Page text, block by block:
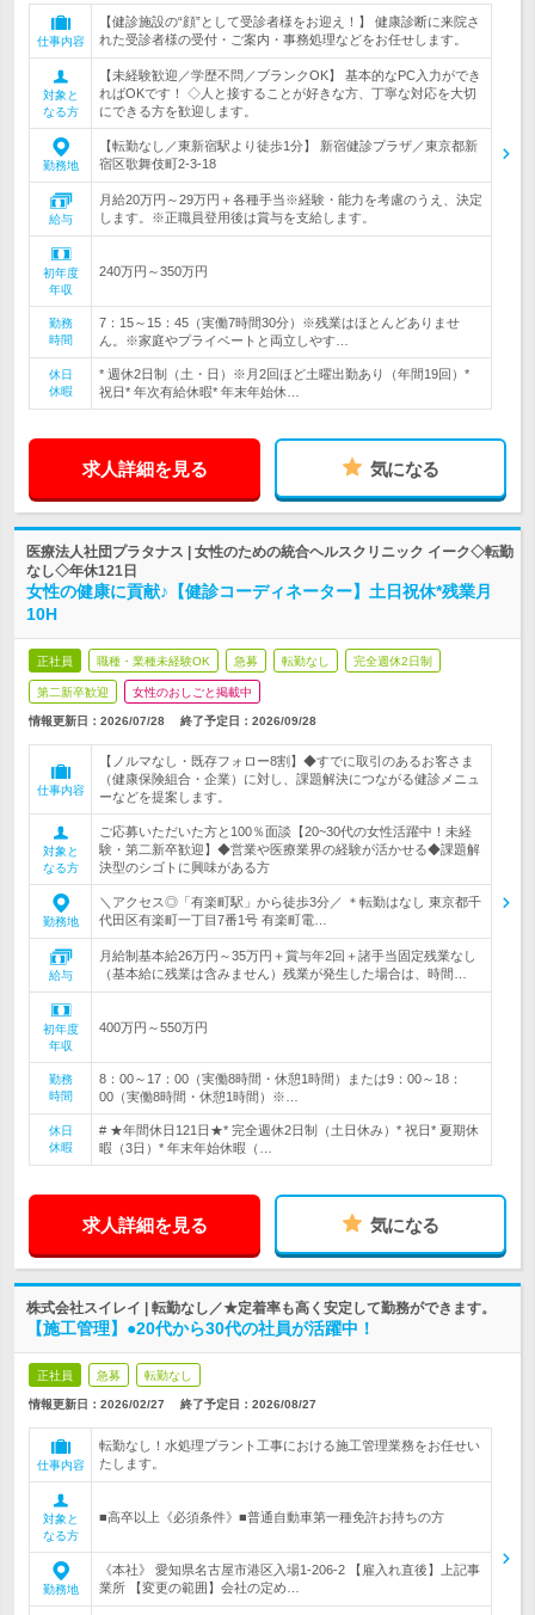
仕事内容
【健診施設の“顔”として受診者様をお迎え！】 健康診断に来院さ
れた受診者様の受付・ご案内・事務処理などをお任せします。
対象と
なる方
【未経験歓迎／学歴不問／ブランクOK】 基本的なPC入力ができ
ればOKです！ ◇人と接することが好きな方、丁寧な対応を大切
にできる方を歓迎します。
勤務地
【転勤なし／東新宿駅より徒歩1分】 新宿健診プラザ／東京都新
宿区歌舞伎町2-3-18
給与
月給20万円～29万円＋各種手当※経験・能力を考慮のうえ、決定
します。※正職員登用後は賞与を支給します。
初年度
年収
240万円～350万円
勤務
時間
7：15～15：45（実働7時間30分）※残業はほとんどありませ
ん。※家庭やプライベートと両立しやす…
休日
休暇
* 週休2日制（土・日）※月2回ほど土曜出勤あり（年間19回）*
祝日* 年次有給休暇* 年末年始休…
求人詳細を見る 気になる
医療法人社団プラタナス | 女性のための統合ヘルスクリニック イーク◇転勤
なし◇年休121日
女性の健康に貢献♪【健診コーディネーター】土日祝休*残業月
10H
正社員 職種・業種未経験OK 急募 転勤なし 完全週休2日制
第二新卒歓迎 女性のおしごと掲載中
情報更新日：2026/07/28 終了予定日： 2026/09/28
仕事内容
【ノルマなし・既存フォロー8割】◆すでに取引のあるお客さま
（健康保険組合・企業）に対し、課題解決につながる健診メニュ
ーなどを提案します。
対象と
なる方
ご応募いただいた方と100％面談【20~30代の女性活躍中！未経
験・第二新卒歓迎】◆営業や医療業界の経験が活かせる◆課題解
決型のシゴトに興味がある方
勤務地
＼アクセス◎「有楽町駅」から徒歩3分／ ＊転勤はなし 東京都千
代田区有楽町一丁目7番1号 有楽町電…
給与
月給制基本給26万円～35万円＋賞与年2回＋諸手当固定残業なし
（基本給に残業は含みません）残業が発生した場合は、時間…
初年度
年収
400万円～550万円
勤務
時間
8：00～17：00（実働8時間・休憩1時間）または9：00～18：
00（実働8時間・休憩1時間）※…
休日
休暇
# ★年間休日121日★* 完全週休2日制（土日休み）* 祝日* 夏期休
暇（3日）* 年末年始休暇（…
求人詳細を見る 気になる
株式会社スイレイ | 転勤なし／★定着率も高く安定して勤務ができます。
【施工管理】●20代から30代の社員が活躍中！
正社員 急募 転勤なし
情報更新日：2026/02/27 終了予定日： 2026/08/27
仕事内容
転勤なし！水処理プラント工事における施工管理業務をお任せい
たします。
対象と
なる方
■高卒以上《必須条件》■普通自動車第一種免許お持ちの方
勤務地
《本社》 愛知県名古屋市港区入場1-206-2 【雇入れ直後】上記事
業所 【変更の範囲】会社の定め…